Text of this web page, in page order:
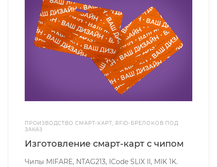
ПРОИЗВОДСТВО СМАРТ-КАРТ, RFID-БРЕЛОКОВ ПОД
ЗАКАЗ
Изготовление смарт-карт с чипом
Чипы MIFARE, NTAG213, ICode SLIX II, MIK 1K.